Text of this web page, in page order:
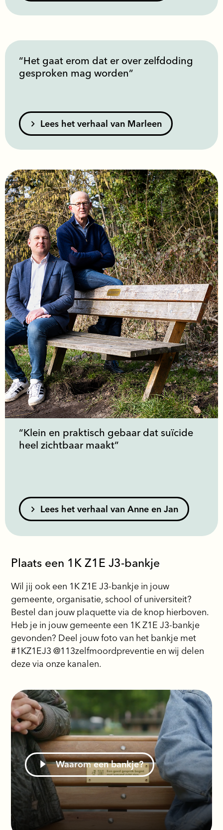
“Het gaat erom dat er over zelfdoding
gesproken mag worden”
Lees het verhaal van Marleen
“Klein en praktisch gebaar dat suïcide
heel zichtbaar maakt”
Lees het verhaal van Anne en Jan
Plaats een 1K Z1E J3-bankje
Wil jij ook een 1K Z1E J3-bankje in jouw
gemeente, organisatie, school of universiteit?
Bestel dan jouw plaquette via de knop hierboven.
Heb je in jouw gemeente een 1K Z1E J3-bankje
gevonden? Deel jouw foto van het bankje met
#1KZ1EJ3 @113zelfmoordpreventie en wij delen
deze via onze kanalen.
Waarom een bankje?